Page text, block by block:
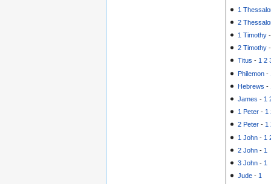
1
2
1 Timothy
2 Timothy
Titus - 1 2
Philemon -
Hebrews -
James - 1
1 Peter - 1
2 Peter - 1
1 John - 1
2 John - 1
3 John - 1
Jude - 1